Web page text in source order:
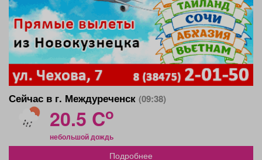
Сейчас в г. Междуреченск (09:38)
20.5 Co
небольшой дождь
Подробнее